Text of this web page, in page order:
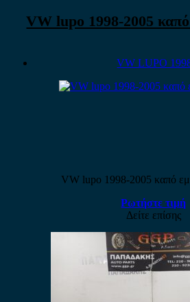
VW lupo 1998-2005
VW LUPO
VW lupo 1998-2005 καπό
Ρωτήστε τιμή
Δείτε επίσης